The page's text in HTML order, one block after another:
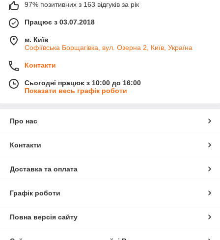
97% позитивних з 163 відгуків за рік
Працює з 03.07.2018
м. Київ
Софіївська Борщагівка, вул. Озерна 2, Київ, Україна
Контакти
Сьогодні працює з 10:00 до 16:00
Показати весь графік роботи
Про нас
Контакти
Доставка та оплата
Графік роботи
Повна версія сайту